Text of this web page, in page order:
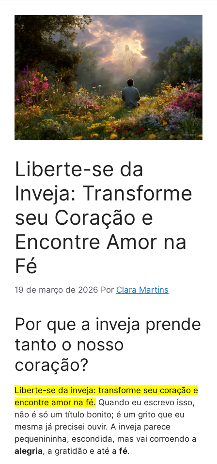
Liberte-se da
Inveja: Transforme
seu Coração e
Encontre Amor na
Fé
19 de março de 2026 Por Clara Martins
Por que a inveja prende
tanto o nosso
coração?
Liberte-se da inveja: transforme seu coração e
encontre amor na fé. Quando eu escrevo isso,
não é só um título bonito; é um grito que eu
mesma já precisei ouvir. A inveja parece
pequenininha, escondida, mas vai corroendo a
alegria, a gratidão e até a fé.